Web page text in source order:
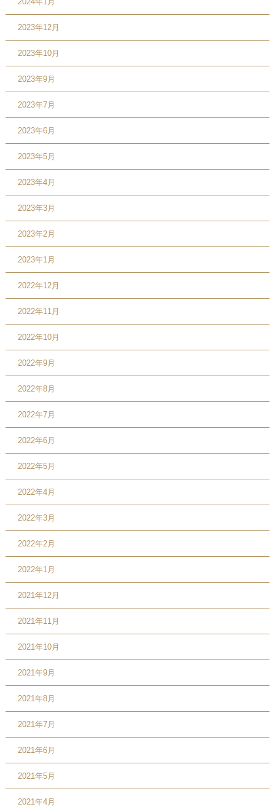
2023年12月
2023年10月
2023年9月
2023年7月
2023年6月
2023年5月
2023年4月
2023年3月
2023年2月
2023年1月
2022年12月
2022年11月
2022年10月
2022年9月
2022年8月
2022年7月
2022年6月
2022年5月
2022年4月
2022年3月
2022年2月
2022年1月
2021年12月
2021年11月
2021年10月
2021年9月
2021年8月
2021年7月
2021年6月
2021年5月
2021年4月